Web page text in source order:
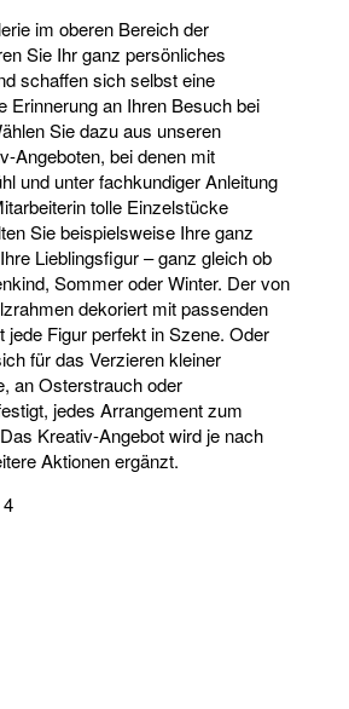
im oberen Bereich der
Sie Ihr ganz persönliches
schaffen sich selbst eine
Erinnerung an Ihren Besuch bei
Sie dazu aus unseren
Angeboten, bei denen mit
und unter fachkundiger Anleitung
tolle Einzelstücke
Sie beispielsweise Ihre ganz
Lieblingsfigur – ganz gleich ob
Sommer oder Winter. Der von
dekoriert mit passenden
Figur perfekt in Szene. Oder
für das Verzieren kleiner
an Osterstrauch oder
jedes Arrangement zum
Kreativ-Angebot wird je nach
Aktionen ergänzt.